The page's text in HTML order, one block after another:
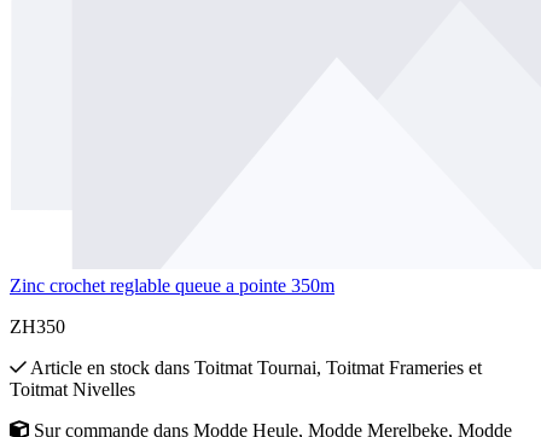
Zinc crochet reglable queue a pointe 350m
ZH350
Article en stock dans Toitmat Tournai, Toitmat Frameries et
Toitmat Nivelles
Sur commande dans Modde Heule, Modde Merelbeke, Modde